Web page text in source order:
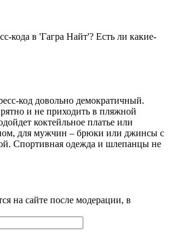
кода в 'Гагра Найт'? Есть ли какие-
код довольно демократичный.
и не приходить в пляжной
коктейльное платье или
для мужчин – брюки или джинсы с
Спортивная одежда и шлепанцы не
на сайте после модерации, в